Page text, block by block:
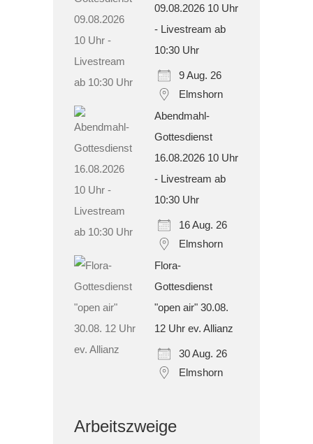
09.08.2026 10 Uhr
- Livestream ab
10:30 Uhr
9 Aug. 26
Elmshorn
Abendmahl-
Gottesdienst
16.08.2026 10 Uhr
- Livestream ab
10:30 Uhr
16 Aug. 26
Elmshorn
Flora-
Gottesdienst
"open air" 30.08.
12 Uhr ev. Allianz
30 Aug. 26
Elmshorn
Arbeitszweige